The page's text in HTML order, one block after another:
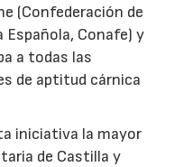
(Confederación de
Española, Conafe) y
a todas las
de aptitud cárnica
iniciativa la mayor
de Castilla y